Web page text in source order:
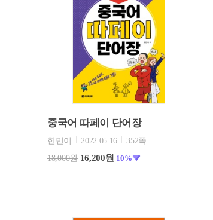
중국어 따페이 단어장
한민이 2022.05.16
352쪽
18,000원 16,200원 10%